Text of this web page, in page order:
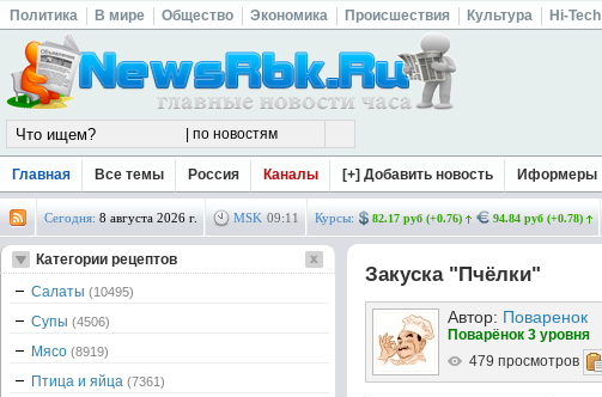
Политика В мире Общество Экономика Происшествия Культура Hi-Tech
Главная Все темы Россия Каналы [+] Добавить новость Иформеры
Сегодня: 8 августа 2026 г. MSK 09:11 Курсы: 82.17 руб (+0.76) 94.84 руб (+0.78)
Закуска "Пчёлки"
Автор: Поваренок
Поварёнок 3 уровня
479 просмотров
Категории рецептов
Салаты (10495)
Супы (4506)
Мясо (8919)
Птица и яйца (7361)